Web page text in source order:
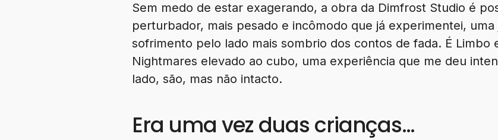
Sem medo de estar exagerando, a obra da Dimfrost Studio é
perturbador, mais pesado e incômodo que já experimentei, uma
sofrimento pelo lado mais sombrio dos contos de fada. É Limbo
Nightmares elevado ao cubo, uma experiência que me deu
lado, são, mas não intacto.
Era uma vez duas crianças…